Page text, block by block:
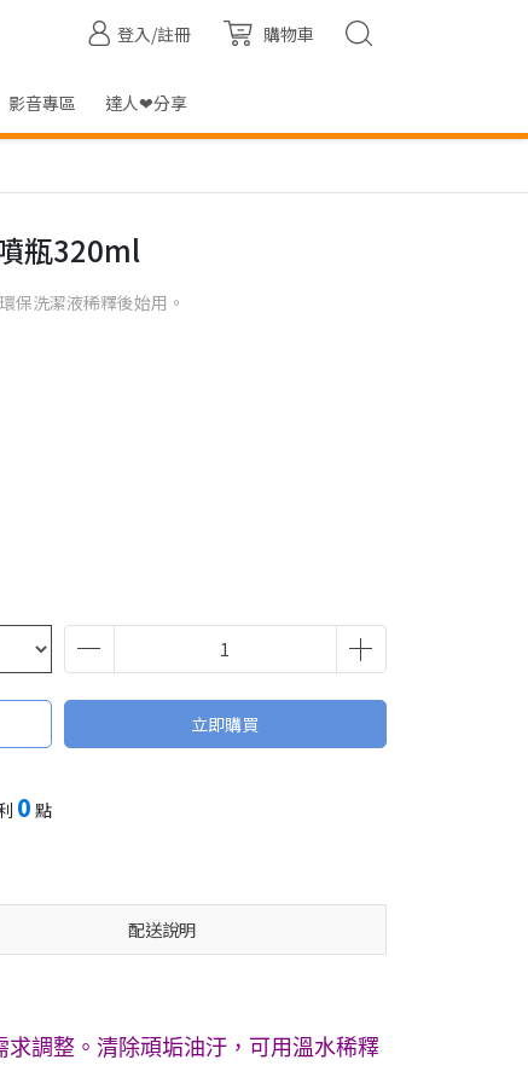
登入/註冊 購物車
影音專區 達人❤分享
瓶320ml
保洗潔液稀釋後始用。
立即購買
0 點
配送說明
求調整。清除頑垢油汙，可用溫水稀釋